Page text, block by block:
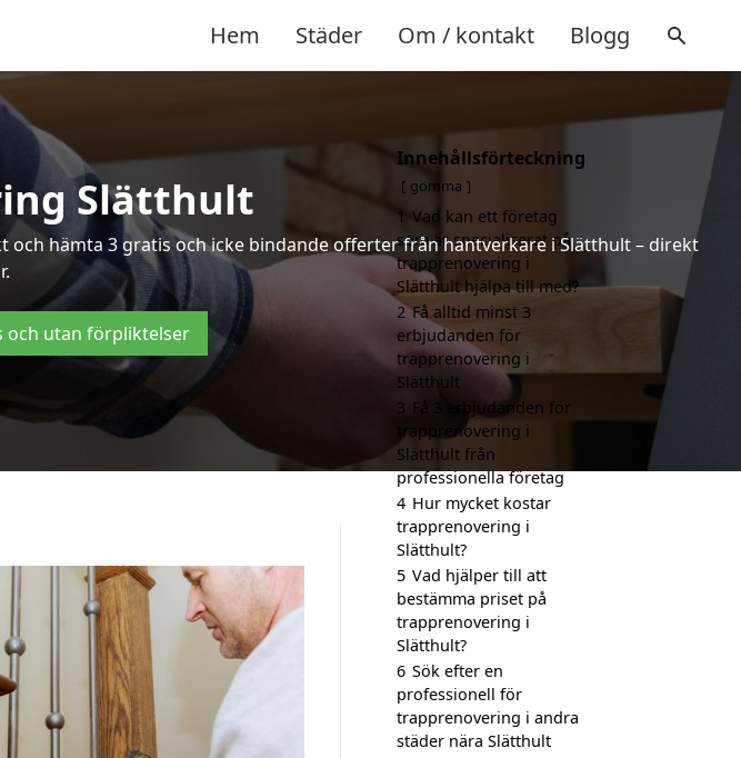
Hem Städer Om / kontakt Blogg
Slätthult
hämta 3 gratis och icke bindande offerter från hantverkare i Slätthult – direkt
och utan förpliktelser
Innehållsförteckning
gömma
1 Vad kan ett företag
som är specialiserat på
trapprenovering i
Slätthult hjälpa till med?
2 Få alltid minst 3
erbjudanden för
trapprenovering i
Slätthult
3 Få 3 erbjudanden för
trapprenovering i
Slätthult från
professionella företag
4 Hur mycket kostar
trapprenovering i
Slätthult?
5 Vad hjälper till att
bestämma priset på
trapprenovering i
Slätthult?
6 Sök efter en
professionell för
trapprenovering i andra
städer nära Slätthult